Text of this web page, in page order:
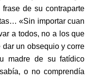
de su contraparte
«Sin importar cuan
a todos, no a los que
un obsequio y corre
madre de su fatídico
o no comprendía